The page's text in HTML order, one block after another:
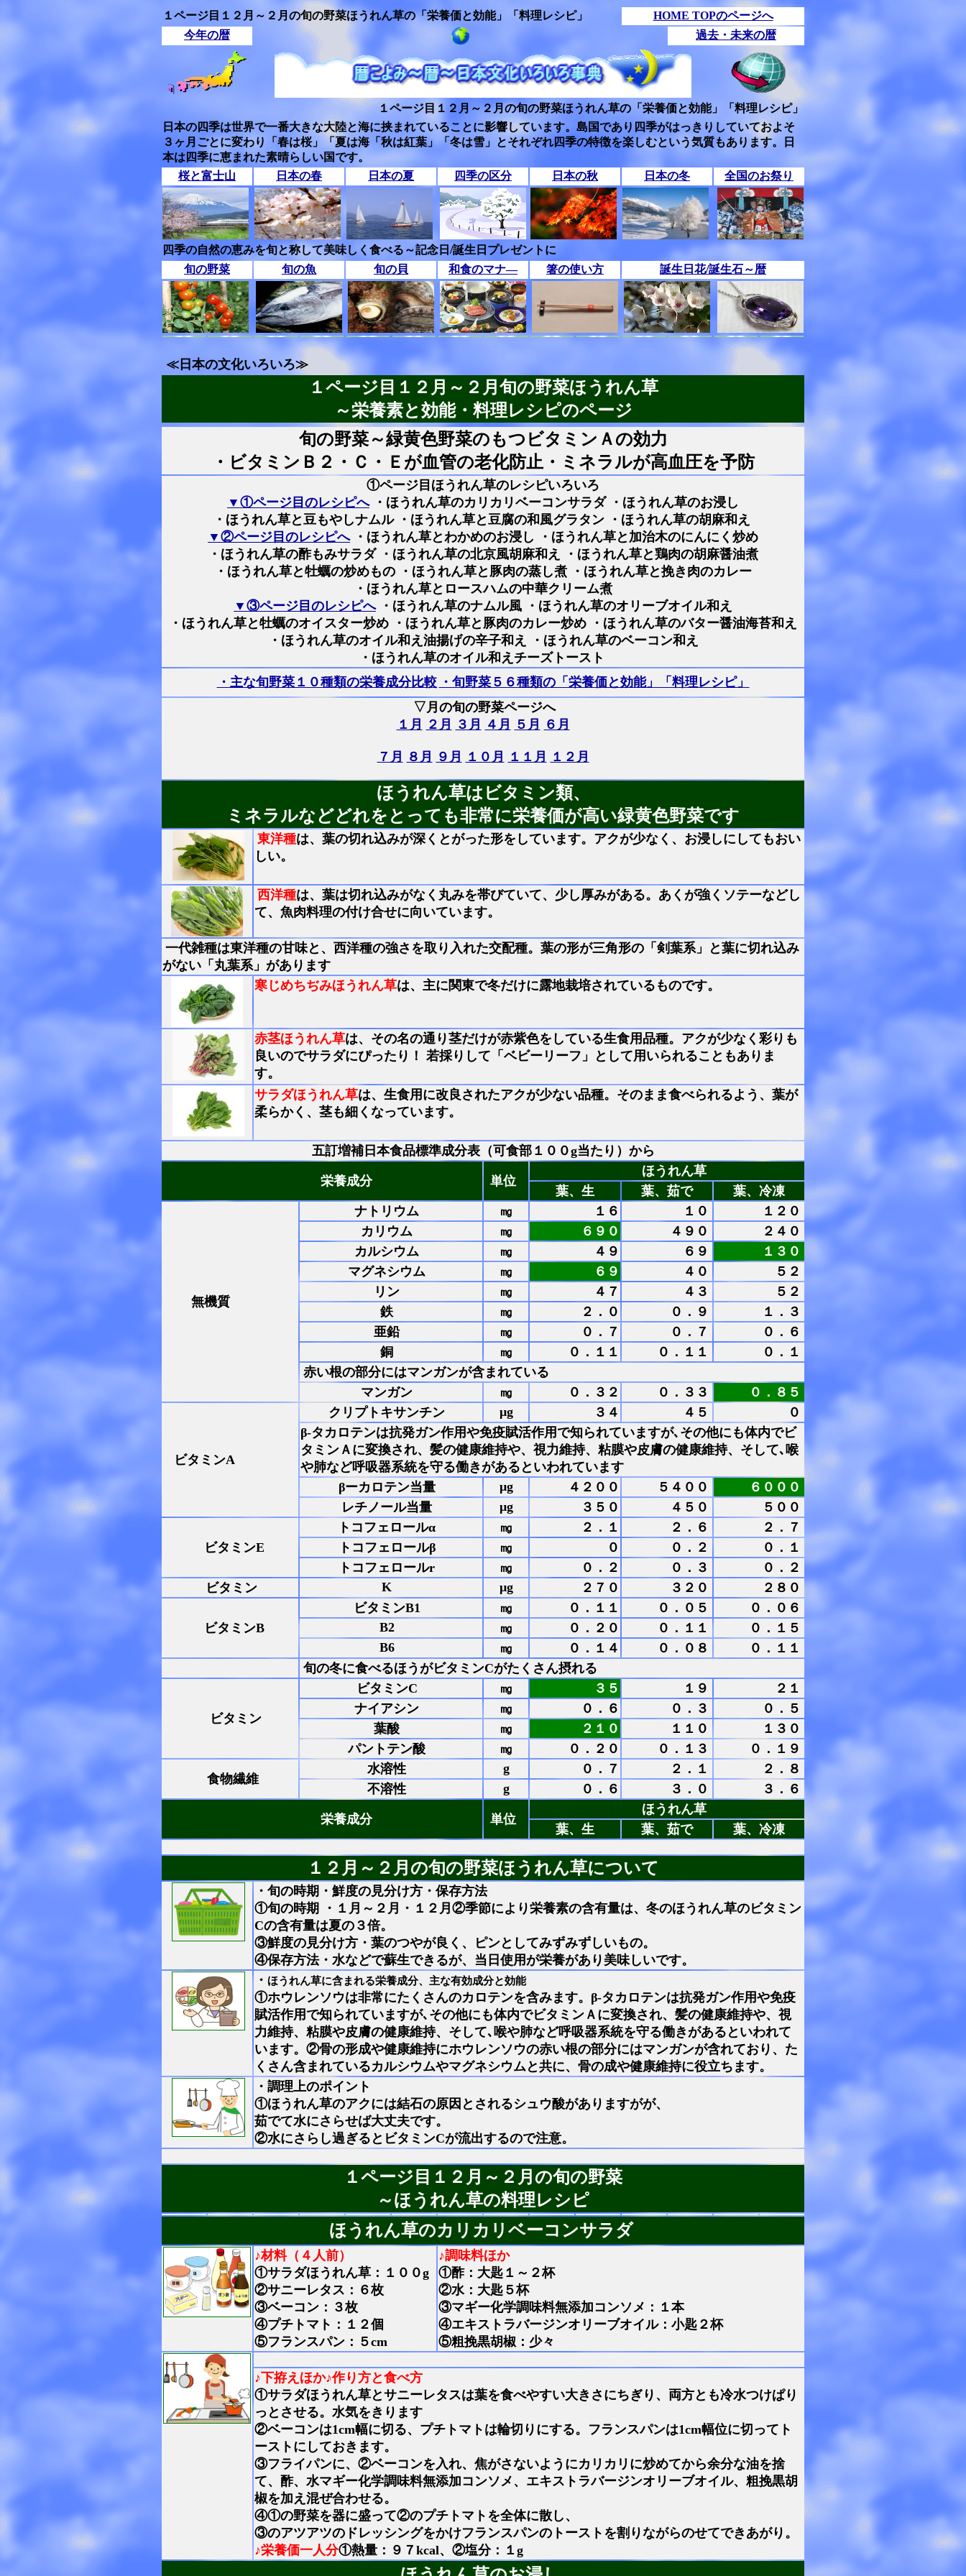
１ページ目１２月～２月の旬の野菜ほうれん草の「栄養価と効能」「料理レシピ」
HOME TOPのページへ
今年の暦
過去・未来の暦
１ページ目１２月～２月の旬の野菜ほうれん草の「栄養価と効能」「料理レシピ」
日本の四季は世界で一番大きな大陸と海に挟まれていることに影響しています。島国であり四季がはっきりしていておよそ
３ヶ月ごとに変わり「春は桜」「夏は海「秋は紅葉」「冬は雪」とそれぞれ四季の特徴を楽しむという気質もあります。日
本は四季に恵まれた素晴らしい国です。
桜と富士山
日本の春 日本の夏 四季の区分 日本の秋 日本の冬 全国のお祭り
四季の自然の恵みを旬と称して美味しく食べる～記念日/誕生日プレゼントに
旬の野菜
旬の魚 旬の貝 和食のマナ― 箸の使い方 誕生日花/誕生石～暦
≪日本の文化いろいろ≫
１ページ目１２月～２月旬の野菜ほうれん草
～栄養素と効能・料理レシピのページ
旬の野菜～緑黄色野菜のもつビタミンＡの効力
・ビタミンＢ２・Ｃ・Ｅが血管の老化防止・ミネラルが高血圧を予防
①ページ目ほうれん草のレシピいろいろ
▼①ページ目のレシピへ・ほうれん草のカリカリベーコンサラダ ・ほうれん草のお浸し
・ほうれん草と豆もやしナムル ・ほうれん草と豆腐の和風グラタン ・ほうれん草の胡麻和え
▼②ページ目のレシピへ・ほうれん草とわかめのお浸し ・ほうれん草と加治木のにんにく炒め
・ほうれん草の酢もみサラダ ・ほうれん草の北京風胡麻和え ・ほうれん草と鶏肉の胡麻醤油煮
・ほうれん草と牡蠣の炒めもの ・ほうれん草と豚肉の蒸し煮 ・ほうれん草と挽き肉のカレー
・ほうれん草とロースハムの中華クリーム煮
▼③ページ目のレシピへ・ほうれん草のナムル風 ・ほうれん草のオリーブオイル和え
・ほうれん草と牡蠣のオイスター炒め ・ほうれん草と豚肉のカレー炒め ・ほうれん草のバター醤油海苔和え
・ほうれん草のオイル和え油揚げの辛子和え ・ほうれん草のベーコン和え
・ほうれん草のオイル和えチーズトースト
・主な旬野菜１０種類の栄養成分比較 ・旬野菜５６種類の「栄養価と効能」「料理レシピ」
▽月の旬の野菜ページへ
１月
２月 ３月 ４月 ５月 ６月
７月 ８月 ９月 １０月 １１月 １２月
ほうれん草はビタミン類、
ミネラルなどどれをとっても非常に栄養価が高い緑黄色野菜です
東洋種は、葉の切れ込みが深くとがった形をしています。アクが少なく、お浸しにしてもおい
しい。
西洋種は、葉は切れ込みがなく丸みを帯びていて、少し厚みがある。あくが強くソテーなどし
て、魚肉料理の付け合せに向いています。
一代雑種は東洋種の甘味と、西洋種の強さを取り入れた交配種。葉の形が三角形の「剣葉系」と葉に切れ込み
がない「丸葉系」があります
寒じめちぢみほうれん草は、主に関東で冬だけに露地栽培されているものです。
赤茎ほうれん草は、その名の通り茎だけが赤紫色をしている生食用品種。アクが少なく彩りも
良いのでサラダにぴったり！ 若採りして「ベビーリーフ」として用いられることもありま
す。
サラダほうれん草は、生食用に改良されたアクが少ない品種。そのまま食べられるよう、葉が
柔らかく、茎も細くなっています。
五訂増補日本食品標準成分表（可食部１００g当たり）から
栄養成分 単位
ほうれん草
葉、生
葉、茹で 葉、冷凍
無機質
ナトリウム ㎎ １６ １０
１２０
カリウム
㎎ ６９０ ４９０
２４０
カルシウム
㎎ ４９ ６９
１３０
マグネシウム
㎎ ６９ ４０
５２
リン
㎎ ４７ ４３
５２
鉄
㎎ ２．０ ０．９
１．３
亜鉛
㎎ ０．７ ０．７
０．６
銅
㎎ ０．１１ ０．１１
０．１
赤い根の部分にはマンガンが含まれている
マンガン
㎎ ０．３２ ０．３３ ０．８５
ビタミンA
クリプトキサンチン μg ３４ ４５
０
β-タカロテンは抗発ガン作用や免疫賦活作用で知られていますが､その他にも体内でビ
タミンＡに変換され、髪の健康維持や、視力維持、粘膜や皮膚の健康維持、そして､喉
や肺など呼吸器系統を守る働きがあるといわれています
βーカロテン当量
μg ４２００ ５４００
６０００
レチノール当量
μg ３５０ ４５０ ５００
ビタミンE
トコフェロールα ㎎ ２．１ ２．６
２．７
トコフェロールβ
㎎ ０ ０．２
０．１
トコフェロールr
㎎ ０．２ ０．３
０．２
ビタミン
K μg ２７０ ３２０ ２８０
ビタミンB
ビタミンB1 ㎎ ０．１１ ０．０５
０．０６
B2
㎎ ０．２０ ０．１１
０．１５
B6
㎎ ０．１４ ０．０８
０．１１
旬の冬に食べるほうがビタミンCがたくさん摂れる
ビタミン
ビタミンC ㎎ ３５ １９
２１
ナイアシン
㎎ ０．６ ０．３
０．５
葉酸
㎎ ２１０ １１０
１３０
パントテン酸
㎎ ０．２０ ０．１３ ０．１９
食物繊維
水溶性 g ０．７ ２．１
２．８
不溶性
g ０．６ ３．０ ３．６
栄養成分 単位
ほうれん草
葉、生
葉、茹で 葉、冷凍
１２月～２月の旬の野菜ほうれん草について
・旬の時期・鮮度の見分け方・保存方法
①旬の時期 ・１月～２月・１２月②季節により栄養素の含有量は、 冬のほうれん草のビタミン
Cの含有量は夏の３倍。
③鮮度の見分け方・葉のつやが良く、ピンとしてみずみずしいもの。
④保存方法・水などで蘇生できるが、当日使用が栄養があり美味しいです。
・ ほうれん草に含まれる栄養成分、主な有効成分と効能
①ホウレンソウは非常にたくさんのカロテンを含みます。β-タカロテンは抗発ガン作用や免疫
賦活作用で知られていますが､その他にも体内でビタミンＡに変換され、髪の健康維持や、視
力維持、粘膜や皮膚の健康維持、そして､喉や肺など呼吸器系統を守る働きがあるといわれて
います。②骨の形成や健康維持にホウレンソウの赤い根の部分にはマンガンが含れており、た
くさん含まれているカルシウムやマグネシウムと共に、骨の成や健康維持に役立ちます。
・調理上のポイント
①ほうれん草のアクには結石の原因とされるシュウ酸がありますがが、
茹でて水にさらせば大丈夫です。
②水にさらし過ぎるとビタミンCが流出するので注意。
１ページ目１２月～２月の旬の野菜
～ほうれん草の料理レシピ
ほうれん草のカリカリベーコンサラダ
♪材料（４人前）
①サラダほうれん草：１００g
②サニーレタス：６枚
③ベーコン：３枚
④プチトマト：１２個
⑤フランスパン：５cm
♪調味料ほか
①酢：大匙１～２杯
②水：大匙５杯
③マギー化学調味料無添加コンソメ：１本
④エキストラバージンオリーブオイル：小匙２杯
⑤粗挽黒胡椒：少々
♪下拵えほか♪作り方と食べ方
①サラダほうれん草とサニーレタスは葉を食べやすい大きさにちぎり、両方とも冷水つけぱり
っとさせる。水気をきります
②ベーコンは1cm幅に切る、プチトマトは輪切りにする。フランスパンは1cm幅位に切ってト
ーストにしておきます。
③フライパンに、②ベーコンを入れ、焦がさないようにカリカリに炒めてから余分な油を捨
て、酢、水マギー化学調味料無添加コンソメ、エキストラバージンオリーブオイル、粗挽黒胡
椒を加え混ぜ合わせる。
④①の野菜を器に盛って②のプチトマトを全体に散し、
③のアツアツのドレッシングをかけフランスパンのトーストを割りながらのせてできあがり。
♪栄養価一人分①熱量：９７kcal、②塩分：１g